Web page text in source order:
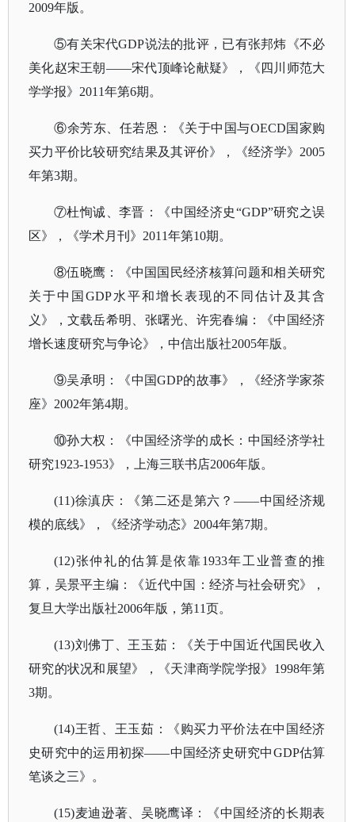
2009年版。
⑤有关宋代GDP说法的批评，已有张邦炜《不必
美化赵宋王朝——宋代顶峰论献疑》，《四川师范大
学学报》2011年第6期。
⑥余芳东、任若恩：《关于中国与OECD国家购
买力平价比较研究结果及其评价》，《经济学》2005
年第3期。
⑦杜恂诚、李晋：《中国经济史“GDP”研究之误
区》，《学术月刊》2011年第10期。
⑧伍晓鹰：《中国国民经济核算问题和相关研究
关于中国GDP水平和增长表现的不同估计及其含
义》，文载岳希明、张曙光、许宪春编：《中国经济
增长速度研究与争论》，中信出版社2005年版。
⑨吴承明：《中国GDP的故事》，《经济学家茶
座》2002年第4期。
⑩孙大权：《中国经济学的成长：中国经济学社
研究1923-1953》，上海三联书店2006年版。
(11)徐滇庆：《第二还是第六？——中国经济规
模的底线》，《经济学动态》2004年第7期。
(12)张仲礼的估算是依靠1933年工业普查的推
算，吴景平主编：《近代中国：经济与社会研究》，
复旦大学出版社2006年版，第11页。
(13)刘佛丁、王玉茹：《关于中国近代国民收入
研究的状况和展望》，《天津商学院学报》1998年第
3期。
(14)王哲、王玉茹：《购买力平价法在中国经济
史研究中的运用初探——中国经济史研究中GDP估算
笔谈之三》。
(15)麦迪逊著、吴晓鹰译：《中国经济的长期表